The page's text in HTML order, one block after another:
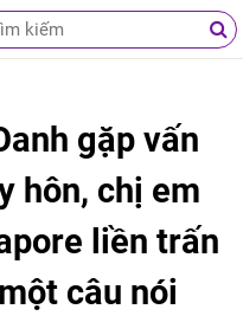
gặp vấn
hôn, chị em
liền trấn
câu nói